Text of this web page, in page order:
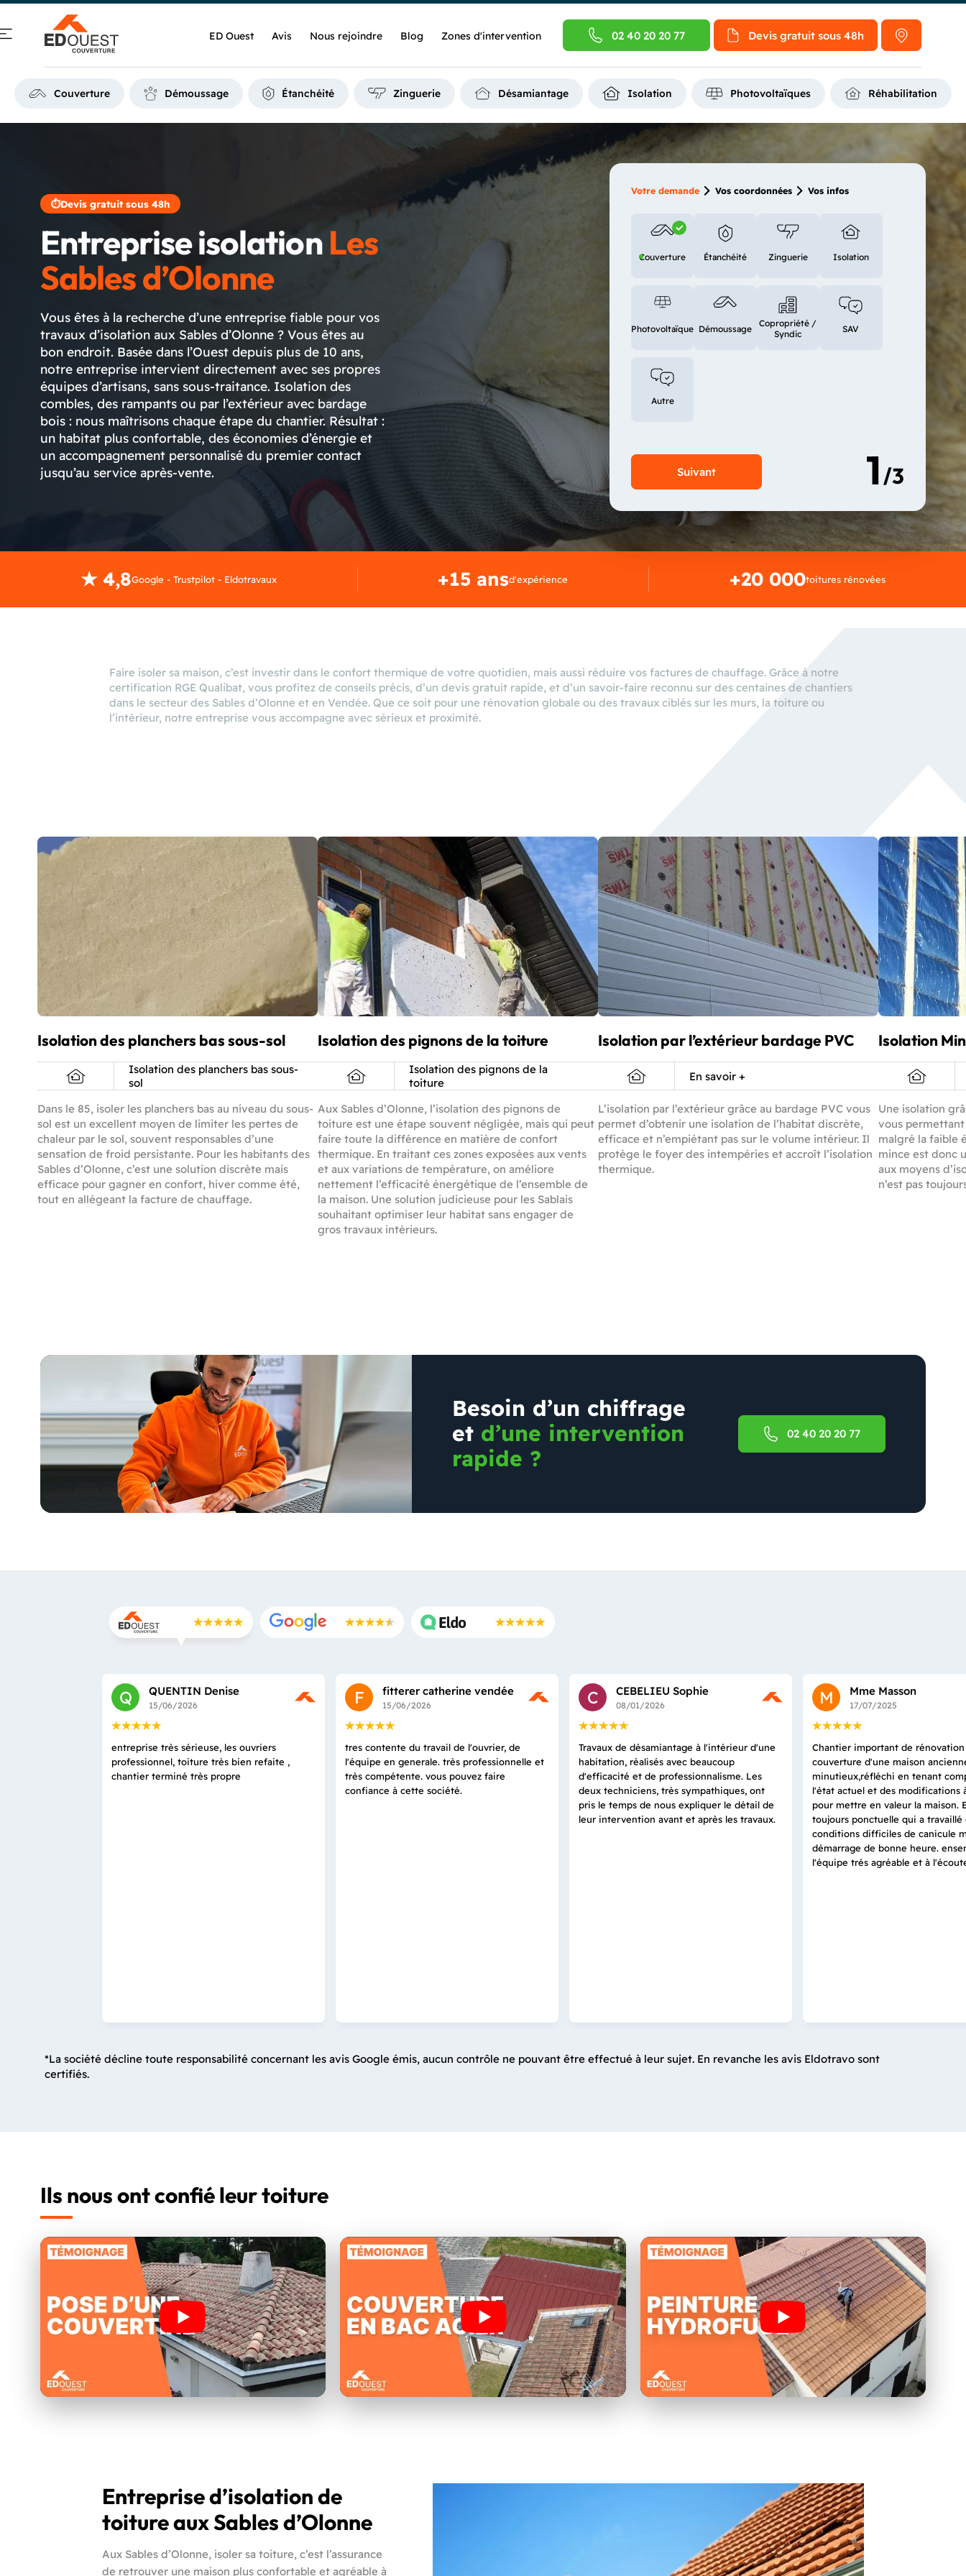
ED Ouest Avis Nous rejoindre Blog Zones d'intervention 02 40 20 20 77 Devis gratuit sous 48h
Couverture Démoussage Étanchéité Zinguerie Désamiantage Isolation Photovoltaïques Réhabilitation
⏱Devis gratuit sous 48h
Entreprise isolationLes
Sables d’Olonne
Vous êtes à la recherche d’une entreprise fiable pour vos
travaux d’isolation aux Sables d’Olonne ? Vous êtes au
bon endroit. Basée dans l’Ouest depuis plus de 10 ans,
notre entreprise intervient directement avec ses propres
équipes d’artisans, sans sous-traitance. Isolation des
combles, des rampants ou par l’extérieur avec bardage
bois : nous maîtrisons chaque étape du chantier. Résultat :
un habitat plus confortable, des économies d’énergie et
un accompagnement personnalisé du premier contact
jusqu’au service après-vente.
Votre demande Vos coordonnées Vos infos
Couverture Étanchéité Zinguerie Isolation
Photovoltaïque Démoussage
Copropriété /
Syndic
SAV
Autre
★ 4,8Google - Trustpilot - Eldotravaux +15 ansd'expérience +20 000toitures rénovées
Faire isoler sa maison, c’est investir dans le confort thermique de votre quotidien, mais aussi réduire vos factures de chauffage. Grâce à notre
certification RGE Qualibat, vous profitez de conseils précis, d’un devis gratuit rapide, et d’un savoir-faire reconnu sur des centaines de chantiers
dans le secteur des Sables d’Olonne et en Vendée. Que ce soit pour une rénovation globale ou des travaux ciblés sur les murs, la toiture ou
l’intérieur, notre entreprise vous accompagne avec sérieux et proximité.
Isolation des planchers bas sous-sol
Isolation des planchers bas sous-
sol
Dans le 85, isoler les planchers bas au niveau du sous-
sol est un excellent moyen de limiter les pertes de
chaleur par le sol, souvent responsables d’une
sensation de froid persistante. Pour les habitants des
Sables d’Olonne, c’est une solution discrète mais
efficace pour gagner en confort, hiver comme été,
tout en allégeant la facture de chauffage.
Isolation des pignons de la toiture
Isolation des pignons de la
toiture
Aux Sables d’Olonne, l’isolation des pignons de
toiture est une étape souvent négligée, mais qui peut
faire toute la différence en matière de confort
thermique. En traitant ces zones exposées aux vents
et aux variations de température, on améliore
nettement l’efficacité énergétique de l’ensemble de
la maison. Une solution judicieuse pour les Sablais
souhaitant optimiser leur habitat sans engager de
gros travaux intérieurs.
Isolation par l’extérieur bardage PVC
En savoir +
L’isolation par l’extérieur grâce au bardage PVC vous
permet d’obtenir une isolation de l’habitat discrète,
efficace et n’empiétant pas sur le volume intérieur. Il
protège le foyer des intempéries et accroît l’isolation
thermique.
Isolation
Une isolation
vous
malgré la faible
mince est donc
aux moyens
n’est pas
Besoin d’un chiffrage
et d’une intervention
rapide ?
02 40 20 20 77
Q QUENTIN Denise
15/06/2026
entreprise très sérieuse, les ouvriers
professionnel, toiture très bien refaite ,
chantier terminé très propre
F fitterer catherine vendée
15/06/2026
tres contente du travail de l'ouvrier, de
l'équipe en generale. très professionnelle et
très compétente. vous pouvez faire
confiance à cette société.
C CEBELIEU Sophie
08/01/2026
Travaux de désamiantage à l'intérieur d'une
habitation, réalisés avec beaucoup
d'efficacité et de professionnalisme. Les
deux techniciens, très sympathiques, ont
pris le temps de nous expliquer le détail de
leur intervention avant et après les travaux.
M Mme Masson
17/07/2025
Chantier important de
couverture d'une maison
minutieux,réfléchi en tenant
l'état actuel et des modifications
pour mettre en valeur la maison.
toujours ponctuelle qui a travaillé
conditions difficiles de canicule
démarrage de bonne heure.
l'équipe trés agréable et à
*La société décline toute responsabilité concernant les avis Google émis, aucun contrôle ne pouvant être effectué à leur sujet. En revanche les avis Eldotravo sont
certifiés.
Ils nous ont confié leur toiture
Entreprise d’isolation de
toiture aux Sables d’Olonne
Aux Sables d’Olonne, isoler sa toiture, c’est l’assurance
de retrouver une maison plus confortable et agréable à